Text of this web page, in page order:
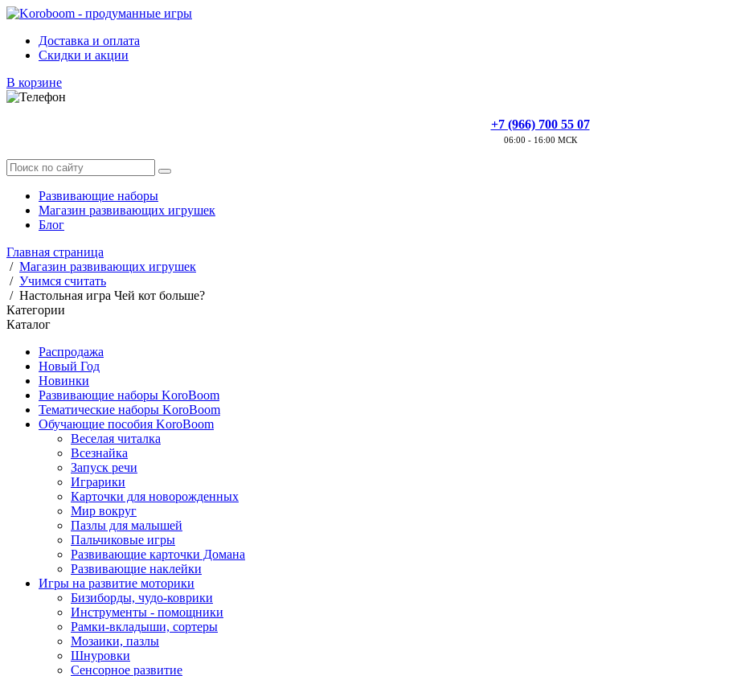
Доставка и оплата
Скидки и акции
В корзине
+7 (966) 700 55 07
06:00 - 16:00 МСК
Развивающие наборы
Магазин развивающих игрушек
Блог
Главная страница
/ Магазин развивающих игрушек
/ Учимся считать
/ Настольная игра Чей кот больше?
Категории
Каталог
Распродажа
Новый Год
Новинки
Развивающие наборы KoroBoom
Тематические наборы KoroBoom
Обучающие пособия KoroBoom
Веселая читалка
Всезнайка
Запуск речи
Играрики
Карточки для новорожденных
Мир вокруг
Пазлы для малышей
Пальчиковые игры
Развивающие карточки Домана
Развивающие наклейки
Игры на развитие моторики
Бизиборды, чудо-коврики
Инструменты - помощники
Рамки-вкладыши, сортеры
Мозаики, пазлы
Шнуровки
Сенсорное развитие